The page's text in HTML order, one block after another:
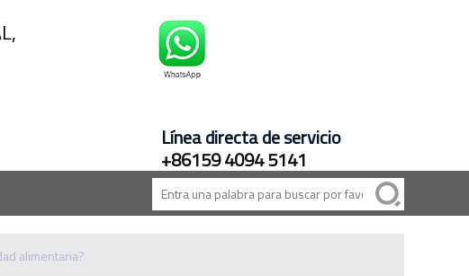
Línea directa de servicio
+86159 4094 5141
alimentaria?